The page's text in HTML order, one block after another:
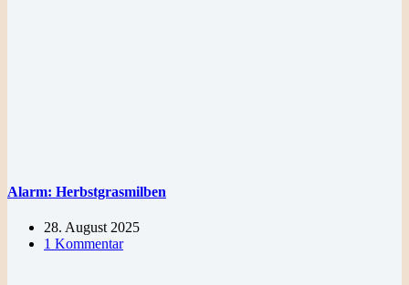
Alarm: Herbstgrasmilben
28. August 2025
1 Kommentar